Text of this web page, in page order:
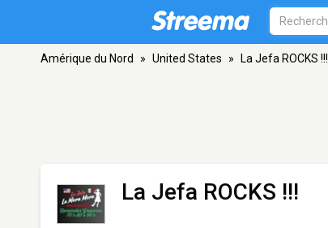
Amérique du Nord » United States » La Jefa ROCKS !!!
La Jefa ROCKS !!!